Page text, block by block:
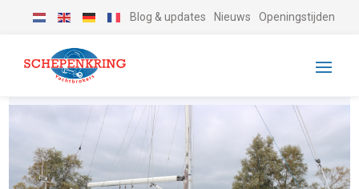
Blog & updates Nieuws Openingstijden